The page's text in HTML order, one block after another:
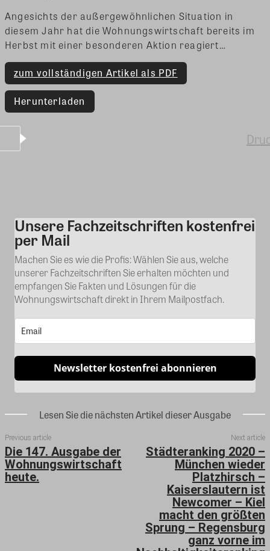
Angesichts der außergewöhnlichen Situation in
diesem Jahr hat die Wohnungswirtschaft bereits im
Herbst mit einer besonderen Aktion reagiert…
zum vollständigen Artikel als PDF
Herunterladen
Kommentar
Unsere Fachzeitschriften kostenfrei
per Mail
Machen Sie es wie die Profis: Wählen Sie aus, welche
unserer Fachzeitschriften Sie erhalten möchten und
empfangen Sie Fakten und Lösungen für die
Wohnungswirtschaft direkt in Ihrem Mailpostfach.
Newsletter kostenfrei abonnieren
Lesen Sie die nächsten Artikel dieser Ausgabe
Previous article
Die 147. Ausgabe der
Wohnungswirtschaft
heute.
Next article
Städteranking 2020 –
München wieder
Platzhirsch –
Kaiserslautern ist
Newcomer – Kiel
macht den größten
Sprung – Regensburg
ganz vorne im